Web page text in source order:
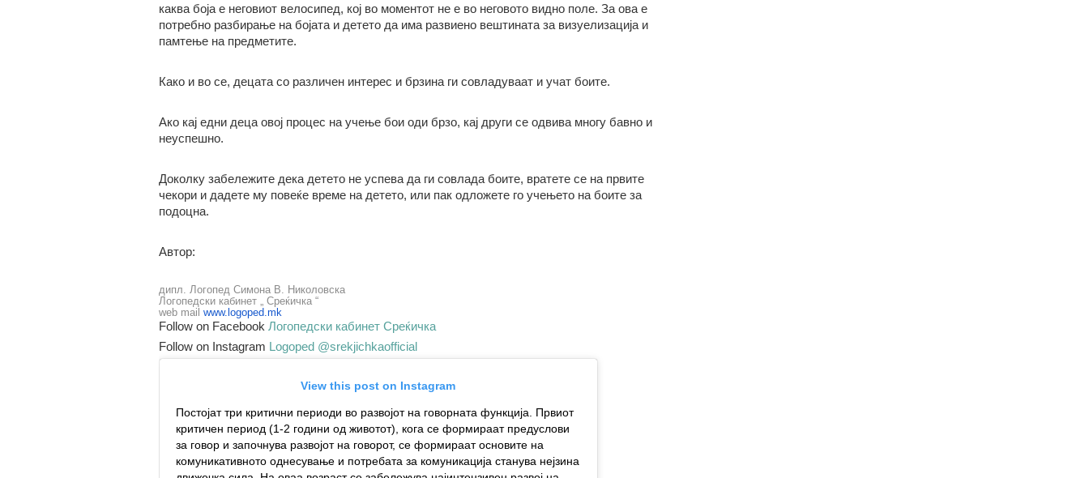
каква боја е неговиот велосипед, кој во моментот не е во неговото видно поле. За ова е
потребно разбирање на бојата и детето да има развиено вештината за визуелизација и
памтење на предметите.
Како и во се, децата со различен интерес и брзина ги совладуваат и учат боите.
Ако кај едни деца овој процес на учење бои оди брзо, кај други се одвива многу бавно и
неуспешно.
Доколку забележите дека детето не успева да ги совлада боите, вратете се на првите
чекори и дадете му повеќе време на детето, или пак одложете го учењето на боите за
подоцна.
Автор:
дипл. Логопед Симона В. Николовска
Логопедски кабинет „ Среќичка “
web mail www.logoped.mk
Follow on Facebook Логопедски кабинет Среќичка
Follow on Instagram Logoped @srekjichkaofficial
View this post on Instagram
Постојат три критични периоди во развојот на говорната функција. Првиот
критичен период (1-2 години од животот), кога се формираат предуслови
за говор и започнува развојот на говорот, се формираат основите на
комуникативното однесување и потребата за комуникација станува нејзина